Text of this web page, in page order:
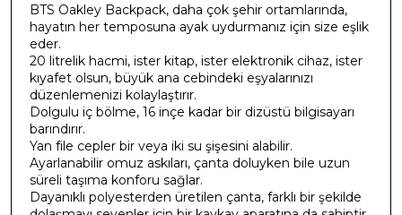
BTS Oakley Backpack, daha çok şehir ortamlarında,
hayatın her temposuna ayak uydurmanız için size eşlik
eder.
20 litrelik hacmi, ister kitap, ister elektronik cihaz, ister
kıyafet olsun, büyük ana cebindeki eşyalarınızı
düzenlemenizi kolaylaştırır.
Dolgulu iç bölme, 16 inçe kadar bir dizüstü bilgisayarı
barındırır.
Yan file cepler bir veya iki su şişesini alabilir.
Ayarlanabilir omuz askıları, çanta doluyken bile uzun
süreli taşıma konforu sağlar.
Dayanıklı polyesterden üretilen çanta, farklı bir şekilde